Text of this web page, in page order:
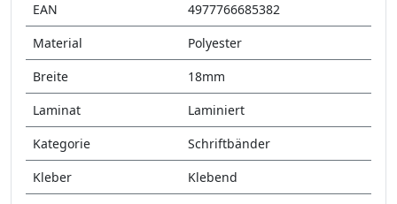
EAN
4977766685382
Material
Polyester
Breite
18mm
Laminat
Laminiert
Kategorie
Schriftbänder
Kleber
Klebend